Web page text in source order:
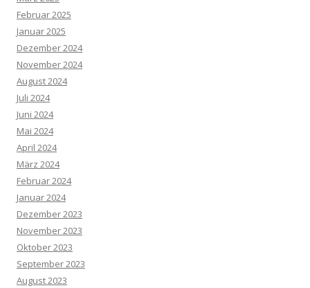
Februar 2025
Januar 2025
Dezember 2024
November 2024
August 2024
Juli 2024
Juni 2024
Mai 2024
April 2024
März 2024
Februar 2024
Januar 2024
Dezember 2023
November 2023
Oktober 2023
September 2023
August 2023